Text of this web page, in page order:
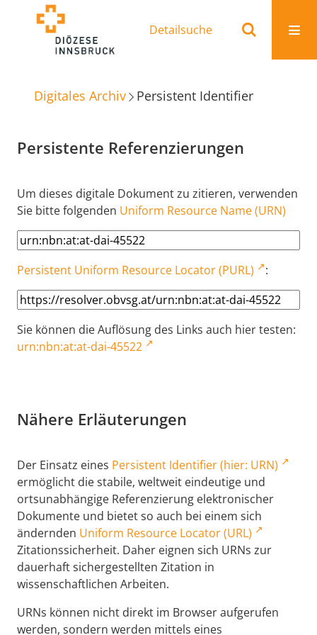
Detailsuche
Digitales Archiv Persistent Identifier
Persistente Referenzierungen
Um dieses digitale Dokument zu zitieren, verwenden
Sie bitte folgenden Uniform Resource Name (URN)
Persistent Uniform Resource Locator (PURL) :
Sie können die Auflösung des Links auch hier testen:
urn:nbn:at:at-dai-45522
Nähere Erläuterungen
Der Einsatz eines Persistent Identifier (hier: URN)
ermöglicht die stabile, weltweit eindeutige und
ortsunabhängige Referenzierung elektronischer
Dokumente und bietet so auch bei einem sich
ändernden Uniform Resource Locator (URL)
Zitationssicherheit. Daher eignen sich URNs zur
dauerhaft sichergestellten Zitation in
wissenschaftlichen Arbeiten.
URNs können nicht direkt im Browser aufgerufen
werden, sondern werden mittels eines